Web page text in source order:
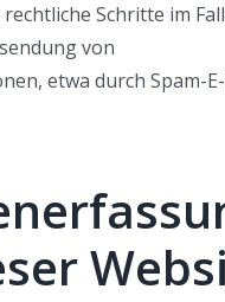
Schritte im
von
etwa durch Spam-
Ziegeleistraße 15
86399 Bobingen
Ortseingang
der Karte akzeptieren
Mehr erfahren